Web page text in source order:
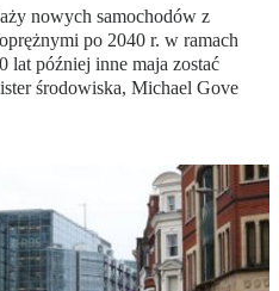
nowych samochodów z
po 2040 r. w ramach
lat później inne maja zostać
środowiska, Michael Gove